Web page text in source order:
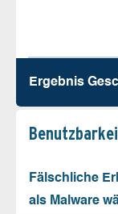
Ergebnis
Fälschliche
als Malware